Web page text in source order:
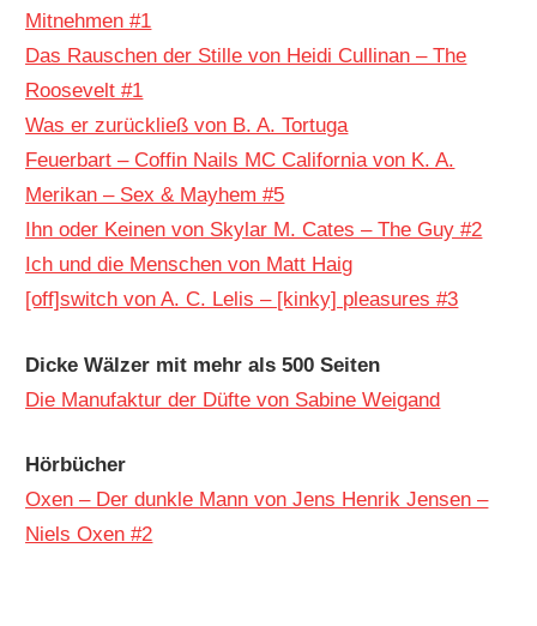
Mitnehmen #1
Das Rauschen der Stille von Heidi Cullinan – The
Roosevelt #1
Was er zurückließ von B. A. Tortuga
Feuerbart – Coffin Nails MC California von K. A.
Merikan – Sex & Mayhem #5
Ihn oder Keinen von Skylar M. Cates – The Guy #2
Ich und die Menschen von Matt Haig
[off]switch von A. C. Lelis – [kinky] pleasures #3
Dicke Wälzer mit mehr als 500 Seiten
Die Manufaktur der Düfte von Sabine Weigand
Hörbücher
Oxen – Der dunkle Mann von Jens Henrik Jensen –
Niels Oxen #2